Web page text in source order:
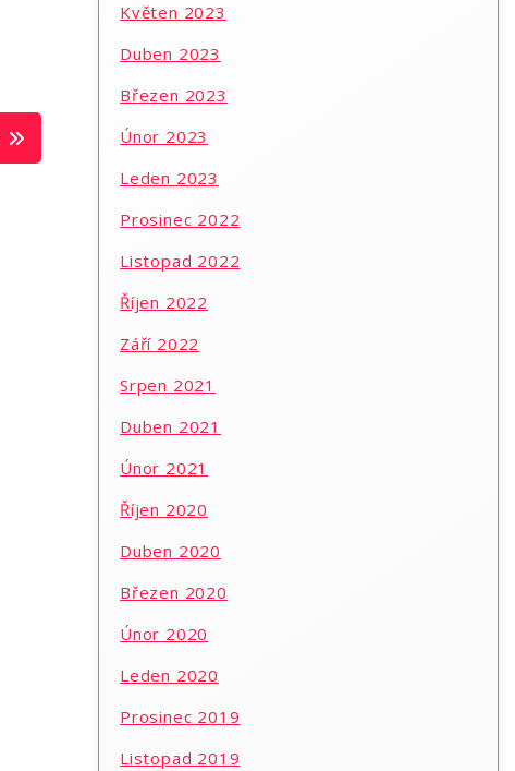
Květen 2023
Duben 2023
Březen 2023
Únor 2023
Leden 2023
Prosinec 2022
Listopad 2022
Říjen 2022
Září 2022
Srpen 2021
Duben 2021
Únor 2021
Říjen 2020
Duben 2020
Březen 2020
Únor 2020
Leden 2020
Prosinec 2019
Listopad 2019